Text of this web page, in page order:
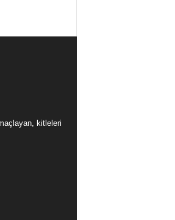
kitleleri